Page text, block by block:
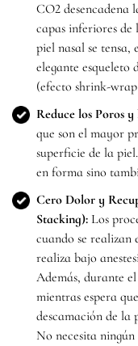
CO2 desencadena
capas inferiores de
piel nasal se
elegante
(efecto shrink-
Reduce los Poros
que son el mayor
superficie de la
en forma sino
Cero Dolor y
Stacking): Los
cuando se realizan
realiza bajo
Además, durante el
mientras espera
descamación de la
No necesita